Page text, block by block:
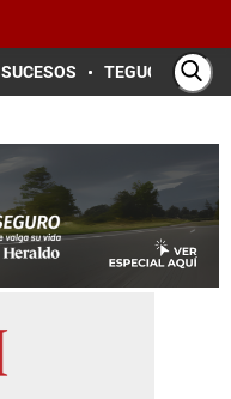
SUCESOS TEGUCIGALPA